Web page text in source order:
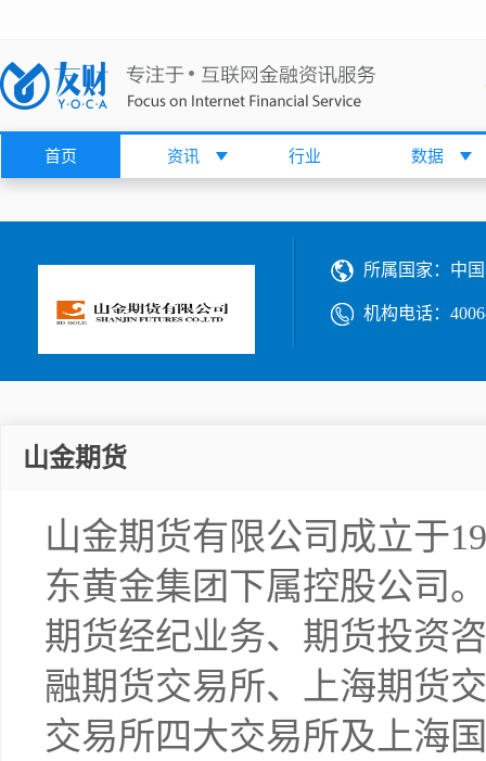
首页 资讯 行业 数据
所属国家： 中国
机构电话：
山金期货
山金期货有限公司成立于
东黄金集团下属控股公司
期货经纪业务、期货投资
融期货交易所、上海期货
交易所四大交易所及上海